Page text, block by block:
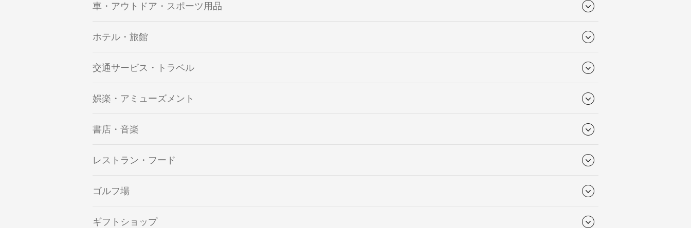
車・アウトドア・スポーツ用品
ホテル・旅館
交通サービス・トラベル
娯楽・アミューズメント
書店・音楽
レストラン・フード
ゴルフ場
ギフトショップ